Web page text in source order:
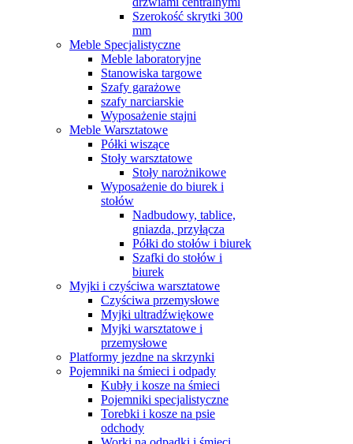
Szerokość skrytki 300
mm
Meble Specjalistyczne
Meble laboratoryjne
Stanowiska targowe
Szafy garażowe
szafy narciarskie
Wyposażenie stajni
Meble Warsztatowe
Półki wiszące
Stoły warsztatowe
Stoły narożnikowe
Wyposażenie do biurek i
stołów
Nadbudowy, tablice,
gniazda, przyłącza
Półki do stołów i biurek
Szafki do stołów i
biurek
Myjki i czyściwa warsztatowe
Czyściwa przemysłowe
Myjki ultradźwiękowe
Myjki warsztatowe i
przemysłowe
Platformy jezdne na skrzynki
Pojemniki na śmieci i odpady
Kubły i kosze na śmieci
Pojemniki specjalistyczne
Torebki i kosze na psie
odchody